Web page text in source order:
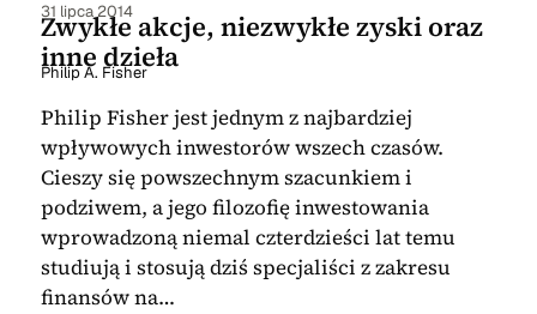
31 lipca 2014
Zwykłe akcje, niezwykłe zyski oraz
inne dzieła
Philip A. Fisher
Philip Fisher jest jednym z najbardziej
wpływowych inwestorów wszech czasów.
Cieszy się powszechnym szacunkiem i
podziwem, a jego filozofię inwestowania
wprowadzoną niemal czterdzieści lat temu
studiują i stosują dziś specjaliści z zakresu
finansów na…